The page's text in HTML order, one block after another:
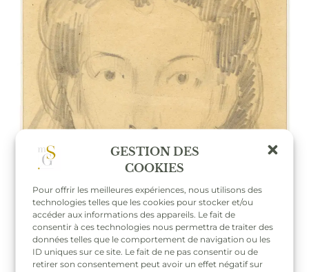
GESTION DES
COOKIES
Pour offrir les meilleures expériences, nous utilisons des
technologies telles que les cookies pour stocker et/ou
accéder aux informations des appareils. Le fait de
consentir à ces technologies nous permettra de traiter des
données telles que le comportement de navigation ou les
ID uniques sur ce site. Le fait de ne pas consentir ou de
retirer son consentement peut avoir un effet négatif sur